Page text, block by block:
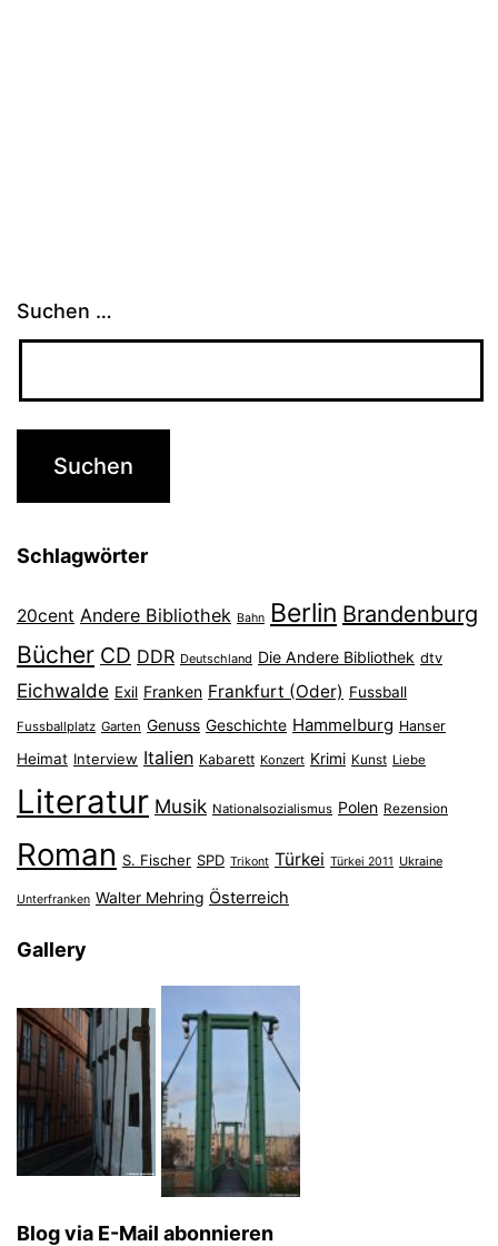
Suchen …
Schlagwörter
20cent Andere Bibliothek Bahn Berlin Brandenburg
Bücher CD DDR Deutschland Die Andere Bibliothek dtv
Eichwalde Exil Franken Frankfurt (Oder) Fussball
Fussballplatz Garten Genuss Geschichte Hammelburg Hanser
Heimat Interview Italien Kabarett Konzert Krimi Kunst Liebe
Literatur Musik Nationalsozialismus Polen Rezension
Roman S. Fischer SPD Trikont Türkei Türkei 2011 Ukraine
Unterfranken Walter Mehring Österreich
Gallery
Blog via E-Mail abonnieren